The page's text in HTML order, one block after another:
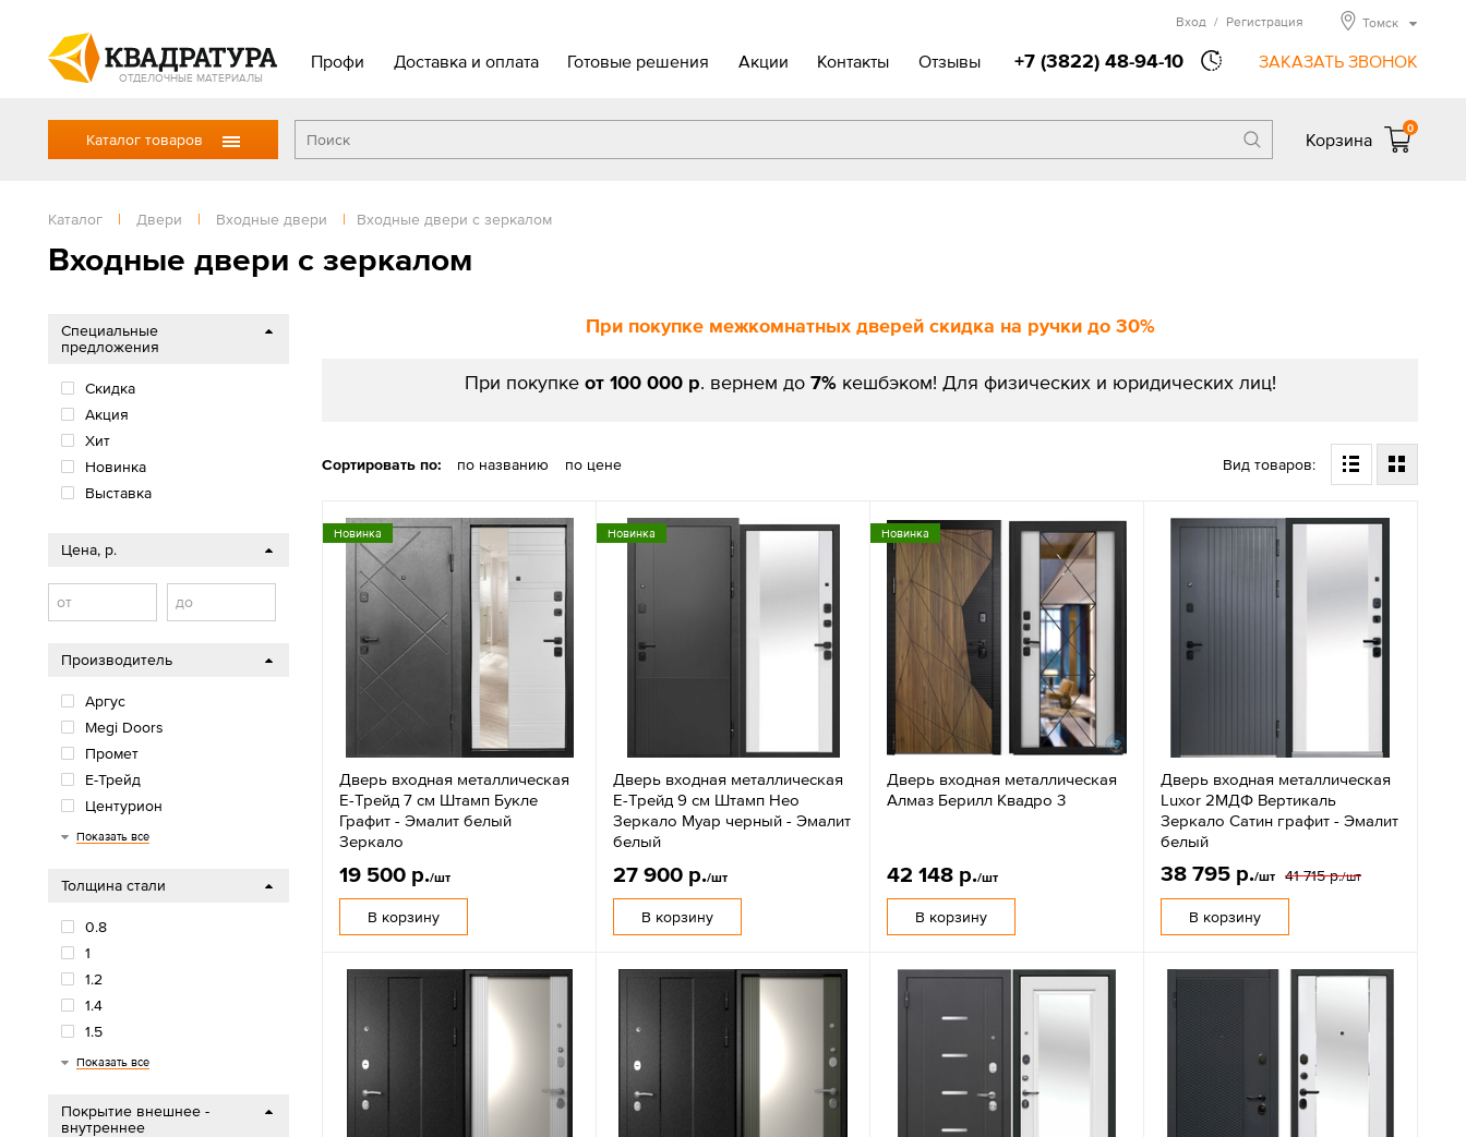
ОТДЕЛОЧНЫЕ МАТЕРИАЛЫ
Профи Доставка и оплата Готовые решения Акции Контакты Отзывы +7 (3822) 48-94-10 ЗАКАЗАТЬ ЗВОНОК
Вход / Регистрация Томск
Каталог товаров Корзина
0
Каталог | Двери | Входные двери | Входные двери с зеркалом
Входные двери с зеркалом
При покупке межкомнатных дверей скидка на ручки до 30%
При покупке от 100 000 р. вернем до 7% кешбэком! Для физических и юридических лиц!
Сортировать по: по названию по цене Вид товаров:
Новинка
Дверь входная металлическая
Е-Трейд 7 см Штамп Букле
Графит - Эмалит белый
Зеркало
19 500 р./шт
В корзину
Новинка
Дверь входная металлическая
Е-Трейд 9 см Штамп Нео
Зеркало Муар черный - Эмалит
белый
27 900 р./шт
В корзину
Новинка
Дверь входная металлическая
Алмаз Берилл Квадро 3
42 148 р./шт
В корзину
Дверь входная металлическая
Luxor 2МДФ Вертикаль
Зеркало Сатин графит - Эмалит
белый
38 795 р./шт 41 715 р./шт
В корзину
Специальные
предложения
Скидка
Акция
Хит
Новинка
Выставка
Цена, р.
от до
Производитель
Аргус
Megi Doors
Промет
Е-Трейд
Центурион
Феррони
Алмаз
Мастино
Luxor
Волга-Бункер
ВФД Эталон
ВФД Сибирь
Стройгост
Показать все
Толщина стали
0.8
1
1.2
1.4
1.5
2
2.7
Показать все
Покрытие внешнее -
внутреннее